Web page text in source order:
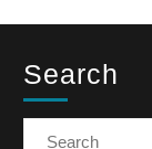
Search